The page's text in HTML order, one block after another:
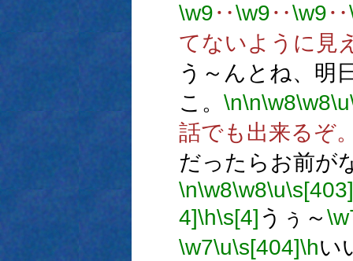
\w9‥\w9‥\w9‥
てないように見
う～んとね、明
こ。 \n\n\w8\w8\u
話でも出来るぞ
だったらお前が
\n\w8\w8\u\s[403]
4]\h\s[4] うぅ～
\w7\u\s[404]\hい